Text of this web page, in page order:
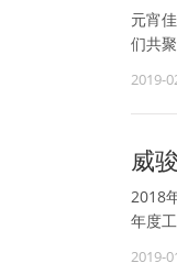
元宵
们共
2019-
威
2018
年度
2019-